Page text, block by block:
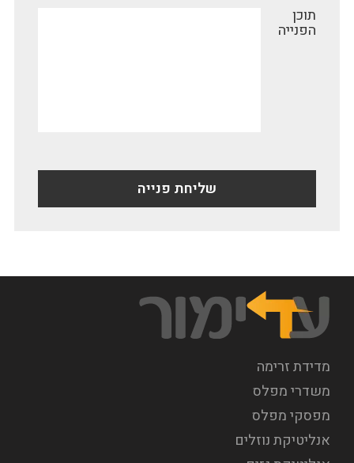
תוכן
הפנייה
מדידת זרימה
משדרי מפלס
מפסקי מפלס
אנליטיקת נוזלים